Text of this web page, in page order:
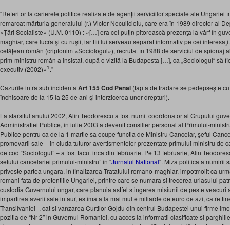
“Referitor la carierele politice realizate de agenţii serviciilor speciale ale Ungariei
remarcat mărturia generalului (r.) Victor Neculicioiu, care era în 1989 director al
«Ţări Socialiste» (U.M. 0110) : «[…] era cel puţin pito­rească prezenţa la vârf în
maghiar, care lucra şi cu ruşii, iar fiii lui serveau separat informativ pe cei
cetăţean român (criptonim «Sociologul»), re­crutat în 1988 de serviciul de spionaj
prim-ministru român a insistat, după o vizită la Budapesta […], ca „Sociologul“ să
executiv (2002)»1 .”
Cazurile intra sub incidenta Art 155 Cod Penal (fapta de tradare se pedepseşte
închisoare de la 15 la 25 de ani şi interzicerea unor drepturi).
La sfarsitul anului 2002, Alin Teodorescu a fost numit coordonator al Grupului
Administratiei Publice, in iulie 2003 a devenit consilier personal al Primului-
Publice pentru ca de la 1 martie sa ocupe functia de Ministru Cancelar, şeful
promovarii sale – in ciuda tuturor avertismentelor prezentate primului ministru de
de cod “Sociologul” – a fost facut inca din februarie. Pe 13 februarie, Alin
sefului cancelariei primului-ministru” in “Jurnalul National“. Miza politica a numirii
priveste partea ungara, in finalizarea Tratatului romano-maghiar, impotmolit ca
romani fata de pretentiile Ungariei, printre care se numara si trecerea uriasului
custodia Guvernului ungar, care planuia astfel stingerea misiunii de peste veacuri
impartirea averii sale in aur, estimata la mai multe miliarde de euro de azi, catre
Transilvaniei -, cat si vanzarea Curtilor Gojdu din centrul Budapestei unui firme
pozitia de “Nr 2″ in Guvernul Romaniei, cu acces la informatii clasificate si